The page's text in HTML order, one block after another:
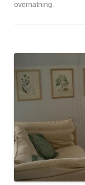
overnatning.